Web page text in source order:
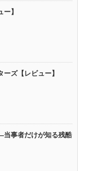
】
ーズ【レビュー】
事者だけが知る残酷